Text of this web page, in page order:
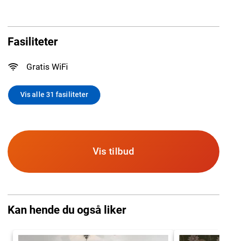
Fasiliteter
Gratis WiFi
Vis alle 31 fasiliteter
Vis tilbud
Kan hende du også liker